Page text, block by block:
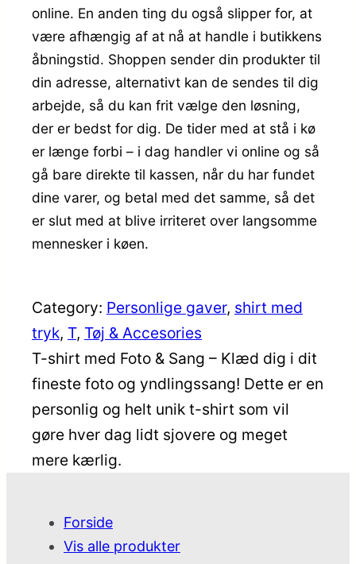
online. En anden ting du også slipper for, at
være afhængig af at nå at handle i butikkens
åbningstid. Shoppen sender din produkter til
din adresse, alternativt kan de sendes til dig
arbejde, så du kan frit vælge den løsning,
der er bedst for dig. De tider med at stå i kø
er længe forbi – i dag handler vi online og så
gå bare direkte til kassen, når du har fundet
dine varer, og betal med det samme, så det
er slut med at blive irriteret over langsomme
mennesker i køen.
Category: Personlige gaver, shirt med
tryk, T, Tøj & Accesories
T-shirt med Foto & Sang – Klæd dig i dit
fineste foto og yndlingssang! Dette er en
personlig og helt unik t-shirt som vil
gøre hver dag lidt sjovere og meget
mere kærlig.
Forside
Vis alle produkter